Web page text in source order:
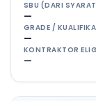
SBU (DARI
—
GRADE /
—
KONTRAKTOR
—